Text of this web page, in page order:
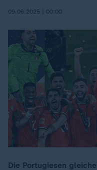
09.06.2025 | 00:00
Die Portugiesen